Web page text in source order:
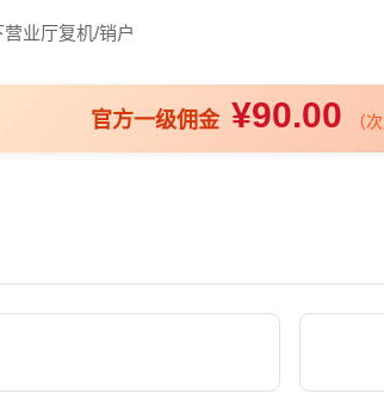
业厅复机/销户
官方一级佣金 ¥90.00 （